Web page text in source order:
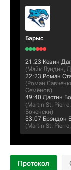
Барыс
21:23 Кевин
(Майк Лундин,
22:23 Роман
(Роман
Семёнов)
49:40 Дастин
(Martin St. Pierre,
Боченски)
53:07 Брэндон
(Martin St. Pierre,
Протокол